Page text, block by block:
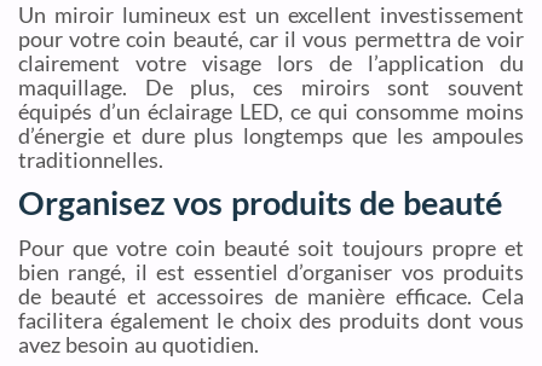
Un miroir lumineux est un excellent investissement
pour votre coin beauté, car il vous permettra de voir
clairement votre visage lors de l’application du
maquillage. De plus, ces miroirs sont souvent
équipés d’un éclairage LED, ce qui consomme moins
d’énergie et dure plus longtemps que les ampoules
traditionnelles.
Organisez vos produits de beauté
Pour que votre coin beauté soit toujours propre et
bien rangé, il est essentiel d’organiser vos produits
de beauté et accessoires de manière efficace. Cela
facilitera également le choix des produits dont vous
avez besoin au quotidien.